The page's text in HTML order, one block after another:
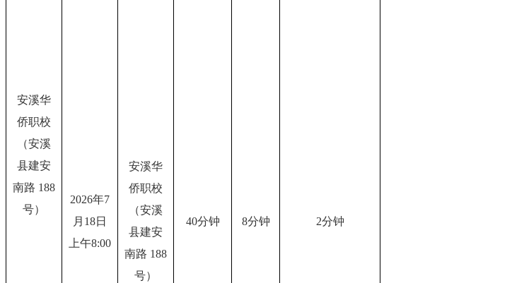
安溪华
侨职校
（安溪
县建安
南路 188
号）
2026年7
月18日
上午8:00
安溪华
侨职校
（安溪
县建安
南路 188
号）
40分钟 8分钟 2分钟